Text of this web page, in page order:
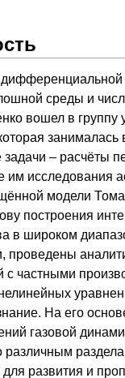
среды и
вошел в группу
занималась
– расчёты
исследования
модели
построения
в широком
проведены
с частными
На его
газовой
различным
развития и